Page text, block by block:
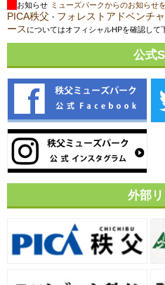
お知らせ ミューズパークからのお知らせ
PICA秩父 ・ フォレストアドベンチャ
ース についてはオフィシャルHPを確認して
公式
外部